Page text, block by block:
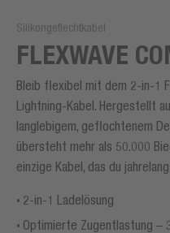
Silikongeflechtkabel
FLEXWAVE
Bleib flexibel mit dem 2-in-1
Lightning-Kabel. Hergestellt
langlebigem, geflochtenem
übersteht mehr als 50.000
einzige Kabel, das du
2-in-1 Ladelösung
Optimierte Zugentlastung –